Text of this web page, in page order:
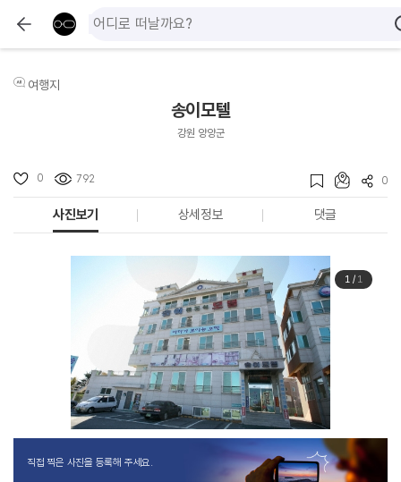
여행지
송이모텔
강원 양양군
0 792 0
사진보기 상세정보 댓글
1/ 1
직접 찍은 사진을 등록해 주세요.